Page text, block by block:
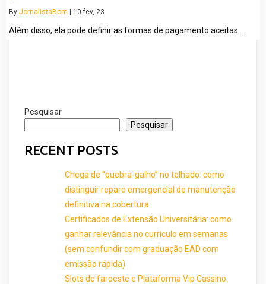
By JornalistaBom 10 fev, 23
Além disso, ela pode definir as formas de pagamento aceitas.…
Pesquisar
Pesquisar
RECENT POSTS
Chega de “quebra-galho” no telhado: como
distinguir reparo emergencial de manutenção
definitiva na cobertura
Certificados de Extensão Universitária: como
ganhar relevância no currículo em semanas
(sem confundir com graduação EAD com
emissão rápida)
Slots de faroeste e Plataforma Vip Cassino: